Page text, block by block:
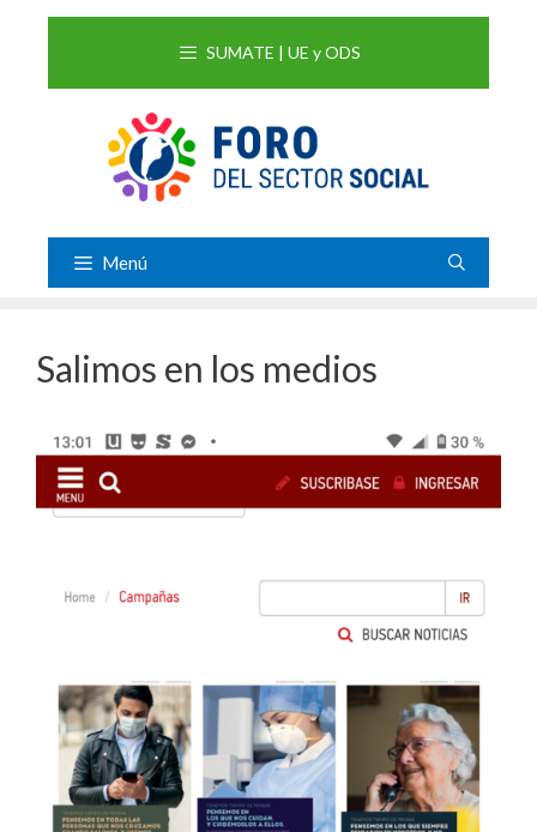
SUMATE | UE y ODS
Menú
Salimos en los medios